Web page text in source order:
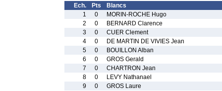
Ech. Pts
Blancs
1
0
MORIN-ROCHE Hugo
2
0
BERNARD Clarence
3
0
CUER Clement
4
0
DE MARTIN DE VIVIES Jean
5
0
BOUILLON Alban
6
0
GROS Gerald
7
0
CHARTRON Jean
8
0
LEVY Nathanael
9
0
GROS Laure